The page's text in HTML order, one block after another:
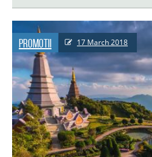
Promotii 17 March 2018